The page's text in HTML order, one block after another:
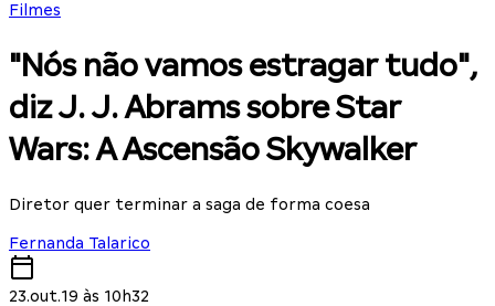
Filmes
"Nós não vamos estragar tudo",
diz J. J. Abrams sobre Star
Wars: A Ascensão Skywalker
Diretor quer terminar a saga de forma coesa
Fernanda Talarico
23.out.19 às 10h32